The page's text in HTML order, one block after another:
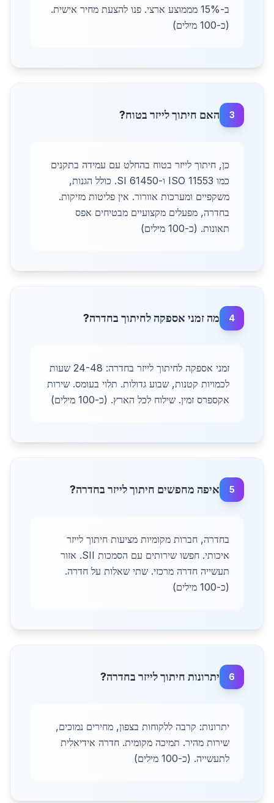
ב-15% מממוצע ארצי. פנו להצעת מחיר אישית.
(כ-100 מילים)
3 האם חיתוך לייזר בטוח?
כן, חיתוך לייזר בטוח בהחלט עם עמידה בתקנים
כמו ISO 11553 ו-SI 61450. כולל הגנות,
משקפיים ומערכות אוורור. אין פליטות מזיקות.
בחדרה, מפעלים מקצועיים מבטיחים אפס
תאונות. (כ-100 מילים)
4 מה זמני אספקה לחיתוך בחדרה?
זמני אספקה לחיתוך לייזר בחדרה: 24-48 שעות
לכמויות קטנות, שבוע גדולות. תלוי בעומס. שירות
אקספרס זמין. שילוח לכל הארץ. (כ-100 מילים)
5 איפה מחפשים חיתוך לייזר בחדרה?
בחדרה, חברות מקומיות מציעות חיתוך לייזר
איכותי. חפשו שירותים עם הסמכות SII. אזור
תעשייה חדרה מרכזי. שתי שאלות על חדרה.
(כ-100 מילים)
6 יתרונות חיתוך לייזר בחדרה?
יתרונות: קרבה ללקוחות בצפון, מחירים נמוכים,
שירות מהיר. תמיכה מקומית. חדרה אידיאלית
לתעשייה. (כ-100 מילים)